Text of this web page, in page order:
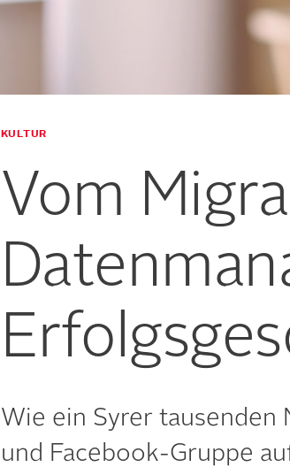
KULTUR
Vom
Wie ein Syrer tausenden
und Facebook-Gruppe